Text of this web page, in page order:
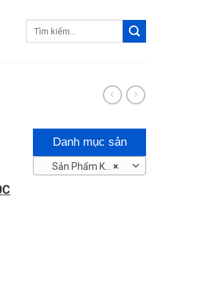
Danh mục sản
phẩm ×
Sản Phẩm Khác